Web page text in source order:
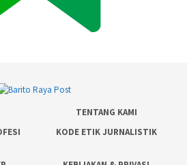
TENTANG KAMI
KODE ETIK JURNALISTIK